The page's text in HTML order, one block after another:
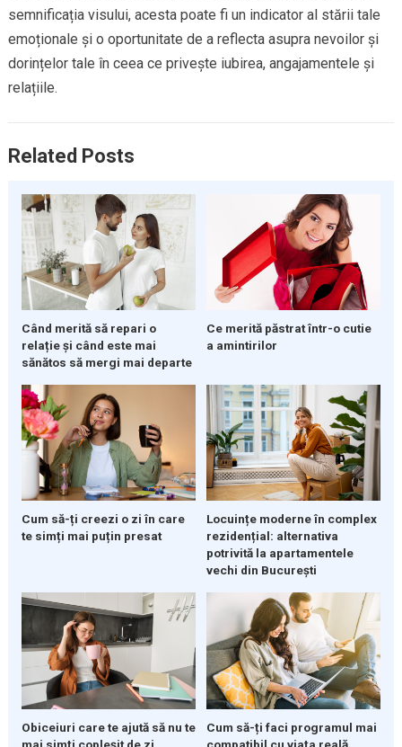
semnificația visului, acesta poate fi un indicator al stării tale
emoționale și o oportunitate de a reflecta asupra nevoilor și
dorințelor tale în ceea ce privește iubirea, angajamentele și
relațiile.
Related Posts
Când merită să repari o
relație și când este mai
sănătos să mergi mai departe
Ce merită păstrat într-o cutie
a amintirilor
Cum să-ți creezi o zi în care
te simți mai puțin presat
Locuințe moderne în complex
rezidențial: alternativa
potrivită la apartamentele
vechi din București
Obiceiuri care te ajută să nu te
mai simți copleșit de zi
Cum să-ți faci programul mai
compatibil cu viața reală